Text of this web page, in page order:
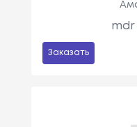
mdr
Заказать